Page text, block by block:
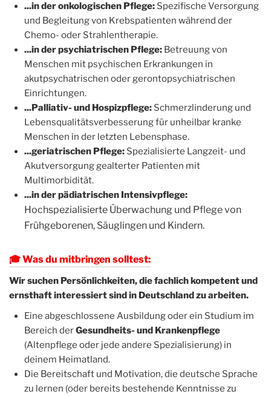
...in der onkologischen Pflege: Spezifische Versorgung
und Begleitung von Krebspatienten während der
Chemo- oder Strahlentherapie.
...in der psychiatrischen Pflege: Betreuung von
Menschen mit psychischen Erkrankungen in
akutpsychatrischen oder gerontopsychiatrischen
Einrichtungen.
...Palliativ- und Hospizpflege: Schmerzlinderung und
Lebensqualitätsverbesserung für unheilbar kranke
Menschen in der letzten Lebensphase.
...geriatrischen Pflege: Spezialisierte Langzeit- und
Akutversorgung gealterter Patienten mit
Multimorbidität.
...in der pädiatrischen Intensivpflege:
Hochspezialisierte Überwachung und Pflege von
Frühgeborenen, Säuglingen und Kindern.
🎓 Was du mitbringen solltest:
Wir suchen Persönlichkeiten, die fachlich kompetent und
ernsthaft interessiert sind in Deutschland zu arbeiten.
Eine abgeschlossene Ausbildung oder ein Studium im
Bereich derGesundheits- und Krankenpflege
(Altenpflege oder jede andere Spezialisierung) in
deinem Heimatland.
Die Bereitschaft und Motivation, die deutsche Sprache
zu lernen (oder bereits bestehende Kenntnisse zu